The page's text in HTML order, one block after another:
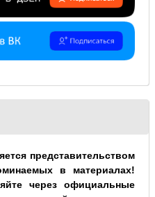
представительством
в материалах!
через официальные